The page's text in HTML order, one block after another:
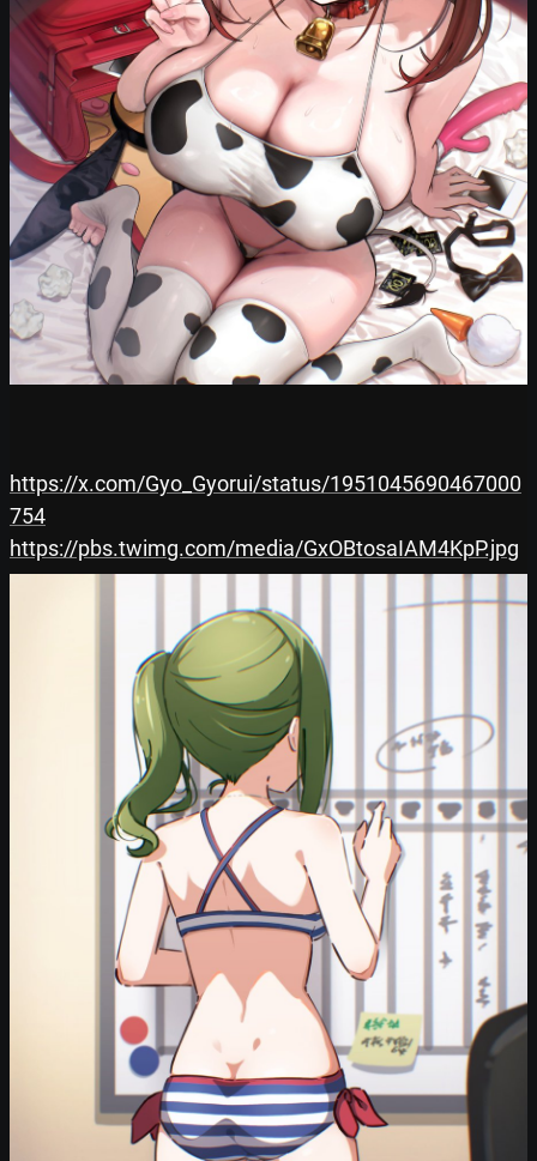
https://x.com/Gyo_Gyorui/status/1951045690467000
754
https://pbs.twimg.com/media/GxOBtosaIAM4KpP.jpg